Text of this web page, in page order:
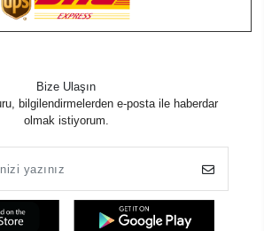
Bize Ulaşın
bilgilendirmelerden e-posta ile haberdar
olmak istiyorum.